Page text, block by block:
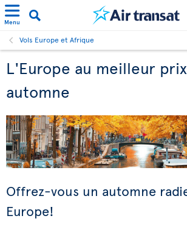
Menu
Vols Europe et Afrique
L'Europe au meilleur
automne
Offrez-vous un automne
Europe!